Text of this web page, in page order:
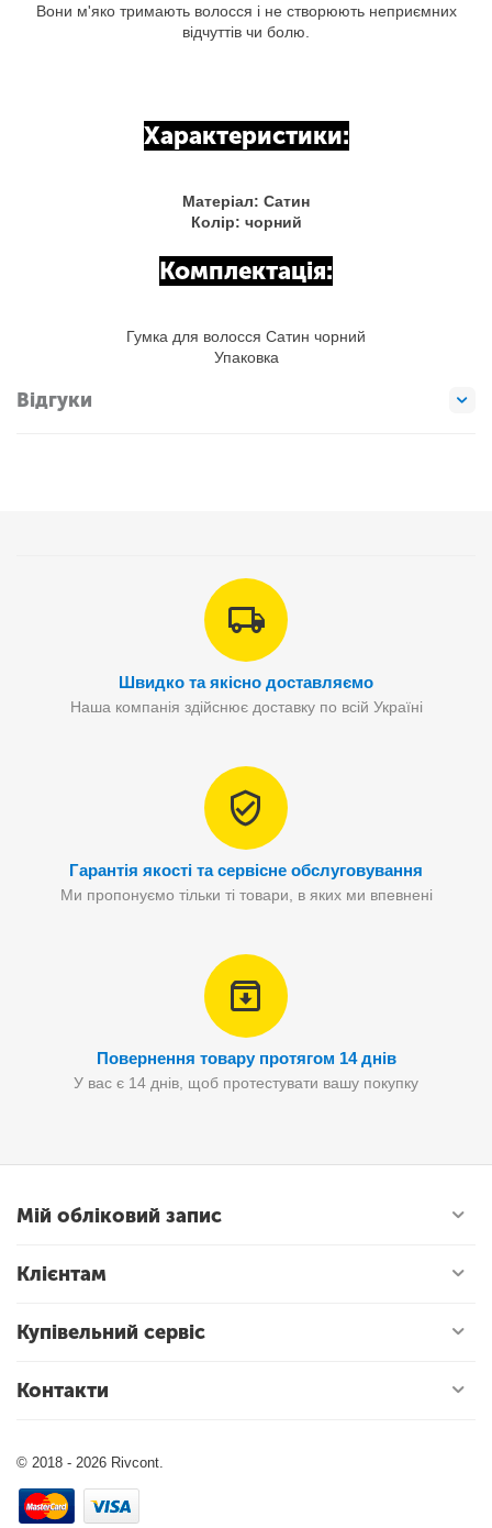
Вони м'яко тримають волосся і не створюють неприємних
відчуттів чи болю.
Характеристики:
Матеріал: Сатин
Колір: чорний
Комплектація:
Гумка для волосся Сатин чорний
Упаковка
Відгуки
Швидко та якісно доставляємо
Наша компанія здійснює доставку по всій Україні
Гарантія якості та сервісне обслуговування
Ми пропонуємо тільки ті товари, в яких ми впевнені
Повернення товару протягом 14 днів
У вас є 14 днів, щоб протестувати вашу покупку
Мій обліковий запис
Клієнтам
Купівельний сервіс
Контакти
© 2018 - 2026 Rivcont.